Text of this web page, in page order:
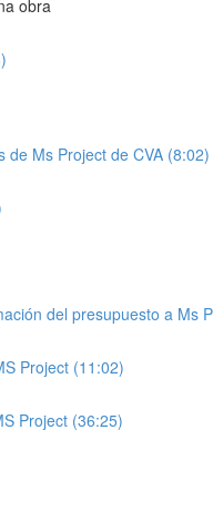
obra
Ms Project de CVA (8:02)
del presupuesto a Ms
Project (11:02)
Project (36:25)